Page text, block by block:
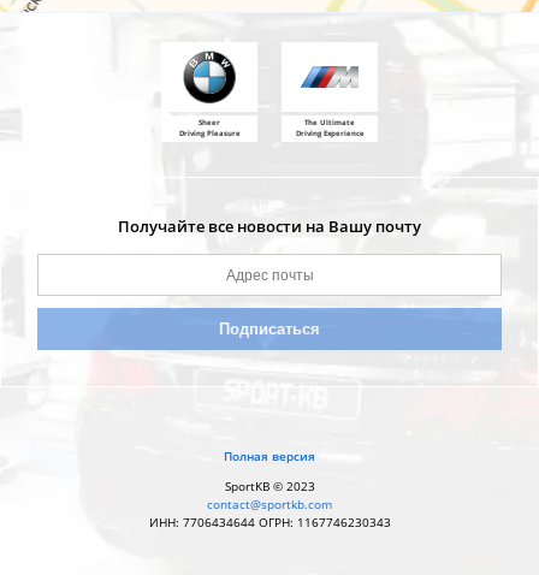
Sheer
Driving Pleasure
The Ultimate
Driving Experience
Получайте все новости на Вашу почту
Полная версия
SportKB © 2023
contact@sportkb.com
ИНН: 7706434644 ОГРН: 1167746230343